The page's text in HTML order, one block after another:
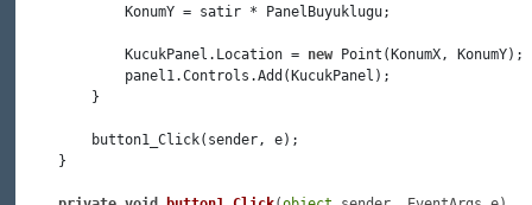
             KonumY = satir * PanelBuyuklugu;
             KucukPanel.Location =
new Point(KonumX, KonumY);
             panel1.Controls.Add(KucukPanel);
         }
         button1_Click(sender, e);
     }